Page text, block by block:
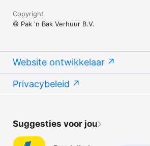
Copyright
© Pak 'n Bak Verhuur B.V.
Website ontwikkelaar
Privacybeleid
Suggesties voor jou